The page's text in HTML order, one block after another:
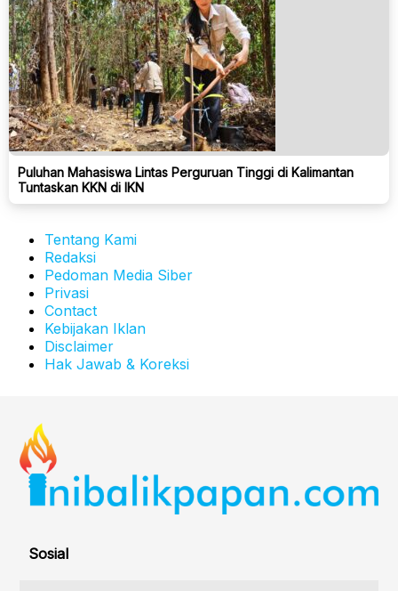
Puluhan Mahasiswa Lintas Perguruan Tinggi di Kalimantan
Tuntaskan KKN di IKN
Tentang Kami
Redaksi
Pedoman Media Siber
Privasi
Contact
Kebijakan Iklan
Disclaimer
Hak Jawab & Koreksi
Sosial